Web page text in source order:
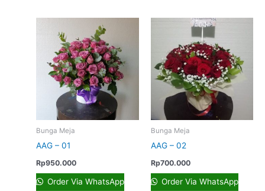
Bunga Meja
AAG – 01
Rp950.000
Order Via WhatsApp
Bunga Meja
AAG – 02
Rp700.000
Order Via WhatsApp